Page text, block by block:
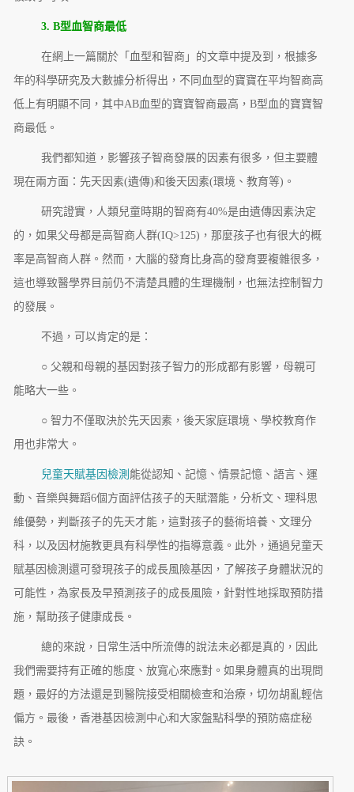
3. B型血智商最低
在網上一篇關於「血型和智商」的文章中提及到，根據多
年的科學研究及大數據分析得出，不同血型的寶寶在平均智商高
低上有明顯不同，其中AB血型的寶寶智商最高，B型血的寶寶智
商最低。
我們都知道，影響孩子智商發展的因素有很多，但主要體
現在兩方面：先天因素(遺傳)和後天因素(環境、教育等)。
研究證實，人類兒童時期的智商有40%是由遺傳因素決定
的，如果父母都是高智商人群(IQ>125)，那麼孩子也有很大的概
率是高智商人群。然而，大腦的發育比身高的發育要複雜很多，
這也導致醫學界目前仍不清楚具體的生理機制，也無法控制智力
的發展。
不過，可以肯定的是：
○ 父親和母親的基因對孩子智力的形成都有影響，母親可
能略大一些。
○ 智力不僅取決於先天因素，後天家庭環境、學校教育作
用也非常大。
兒童天賦基因檢測 能從認知、記憶、情景記憶、語言、運
動、音樂與舞蹈6個方面評估孩子的天賦潛能，分析文、理科思
維優勢，判斷孩子的先天才能，這對孩子的藝術培養、文理分
科，以及因材施教更具有科學性的指導意義。此外，通過兒童天
賦基因檢測還可發現孩子的成長風險基因，了解孩子身體狀況的
可能性，為家長及早預測孩子的成長風險，針對性地採取預防措
施，幫助孩子健康成長。
總的來說，日常生活中所流傳的說法未必都是真的，因此
我們需要持有正確的態度、放寬心來應對。如果身體真的出現問
題，最好的方法還是到醫院接受相關檢查和治療，切勿胡亂輕信
偏方。最後，香港基因檢測中心和大家盤點科學的預防癌症秘
訣。